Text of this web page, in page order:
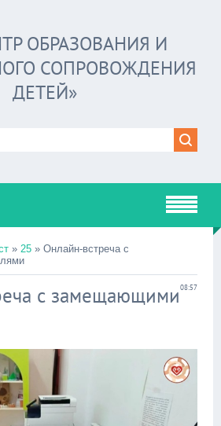
ОБРАЗОВАНИЯ И
СОПРОВОЖДЕНИЯ
ДЕТЕЙ»
» 25 » Онлайн-встреча с
08:57
с замещающими